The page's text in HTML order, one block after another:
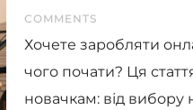
COMMENTS
Хочете заробляти
чого почати? Ця
новачкам: від